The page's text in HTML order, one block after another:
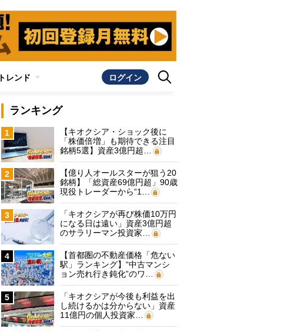
トレンド ログイン
ランキング
1
【キオクシア・ショック後に
「株価倍増」も期待できる注目
銘柄5選】資産3億円超…
2
【億り人オールスターが狙う20
銘柄】「総資産69億円超」90歳
現役トレーダーから“1…
3
「キオクシアが再び株価10万円
になる日は遠い」資産3億円超
のサラリーマン投資家…
4
【首都圏の不動産価格「危ない
駅」ランキング】“中古マンシ
ョン売れ行き鈍化”のワ…
5
「キオクシアが今後も利益を出
し続けるかは分からない」資産
11億円の個人投資家…